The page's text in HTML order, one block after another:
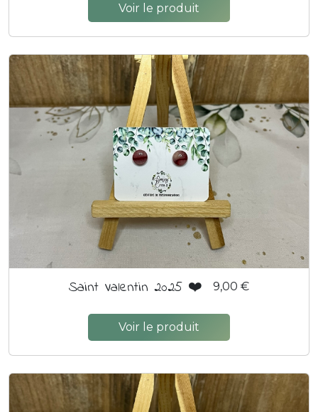
Voir le produit
Saint Valentin 2025 ❤️ 9,00 €
Voir le produit